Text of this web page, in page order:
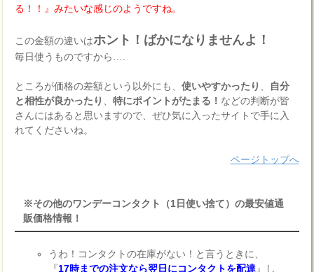
る！！』みたいな感じのようですね。
この金額の違いはホント！ばかになりませんよ！
毎日使うものですから….
ところが価格の差額という以外にも、使いやすかったり
自分
と相性が良かったり
、特にポイントがたまる！ などの判断が皆
さんにはあると思いますので、ぜひ気に入ったサイトで手に入
れてくださいね。
ページトップへ
※その他のワンデーコンタクト（1日使い捨て）の最安値通
販価格情報！
うわ！コンタクトの在庫がない！と言うときに、
『17時までの注文なら翌日にコンタクトを配達』し